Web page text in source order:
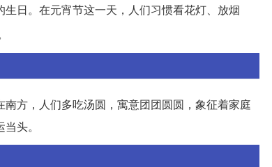
日。在元宵节这一天，人们习惯看花灯、放烟
方，人们多吃汤圆，寓意团团圆圆，象征着家庭
头。